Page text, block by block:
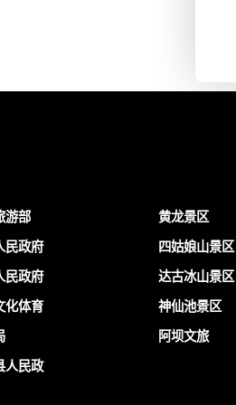
游部
民政府
民政府
化体育
人民政
黄龙景区
四姑娘山景区
达古冰山景区
神仙池景区
阿坝文旅